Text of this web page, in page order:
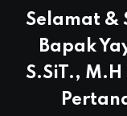
Selamat &
Bapak
S.SiT.,